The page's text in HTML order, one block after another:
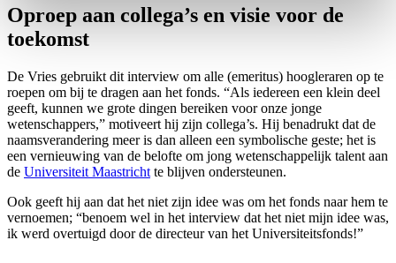
Oproep aan collega’s en visie voor de
toekomst
De Vries gebruikt dit interview om alle (emeritus) hoogleraren op te
roepen om bij te dragen aan het fonds. “Als iedereen een klein deel
geeft, kunnen we grote dingen bereiken voor onze jonge
wetenschappers,” motiveert hij zijn collega’s. Hij benadrukt dat de
naamsverandering meer is dan alleen een symbolische geste; het is
een vernieuwing van de belofte om jong wetenschappelijk talent aan
de Universiteit Maastricht te blijven ondersteunen.
Ook geeft hij aan dat het niet zijn idee was om het fonds naar hem te
vernoemen; “benoem wel in het interview dat het niet mijn idee was,
ik werd overtuigd door de directeur van het Universiteitsfonds!”